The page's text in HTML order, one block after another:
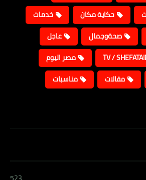
حكاية مكان
خدمات
صحةوجمال
عاجل
مصر اليوم
مقالات
مناسبات